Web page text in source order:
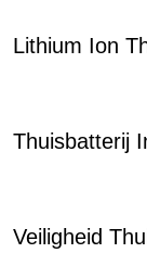
Lithium Ion
Thuisbatterij
Veiligheid